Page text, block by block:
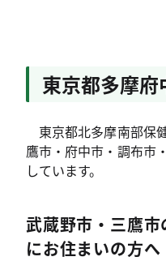
東京都多摩府
東京都北多摩南部保
鷹市・府中市・調布市
しています。
武蔵野市・三鷹
にお住まいの方へ